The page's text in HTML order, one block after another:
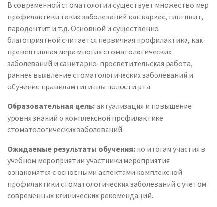
В современной стоматологии существует множество мер
профилактики таких заболеваний как кариес, гингивит,
пародонтит и т.д. Основной и существенно
благоприятной считается первичная профилактика, как
превентивная мера многих стоматологических
заболеваний и санитарно-просветительская работа,
раннее выявление стоматологических заболеваний и
обучение правилам гигиены полости рта.
Образовательная цель:актуализация и повышение
уровня знаний о комплексной профилактике
стоматологических заболеваний.
Ожидаемые результаты обучения: по итогам участия в
учебном мероприятии участники мероприятия
ознакомятся с основными аспектами комплексной
профилактики стоматологических заболеваний с учетом
современных клинических рекомендаций.